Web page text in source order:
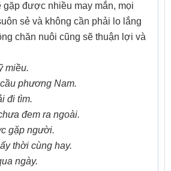
gặp được nhiều may mắn, mọi
sẻ và không cần phải lo lắng
chăn nuôi cũng sẽ thuận lợi và
miều.
phương Nam.
đi tìm.
đem ra ngoài.
gặp người.
thời cùng hay.
ngày.